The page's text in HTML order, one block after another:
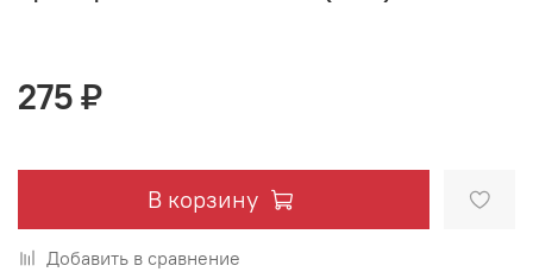
275 ₽
В корзину
Добавить в сравнение